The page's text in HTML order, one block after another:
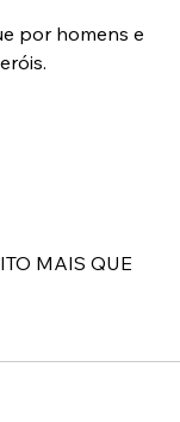
por homens e
MAIS QUE